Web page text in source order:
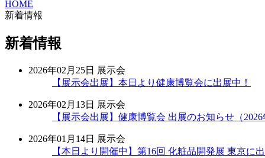
HOME
新着情報
新着情報
2026年02月25日 展示会
【展示会出展】本日より健康博覧会に出展中！
2026年02月13日 展示会
【展示会出展】健康博覧会 出展のお知らせ（2026
2026年01月14日 展示会
【本日より開催中】第16回 化粧品開発展 東京に